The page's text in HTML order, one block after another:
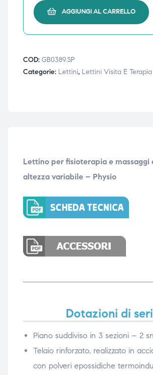
AGGIUNGI AL CARRELLO
COD: GB0389.SP
Categorie: Lettini, Lettini Visita E Terapia
Lettino per fisioterapia e massaggi
altezza variabile – Physio
Dotazioni di
Piano suddiviso in 3 sezioni – 2
Telaio rinforzato, realizzato in
con polveri epossidiche